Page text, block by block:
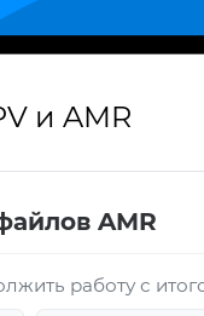
и AMR
AMR
работу с